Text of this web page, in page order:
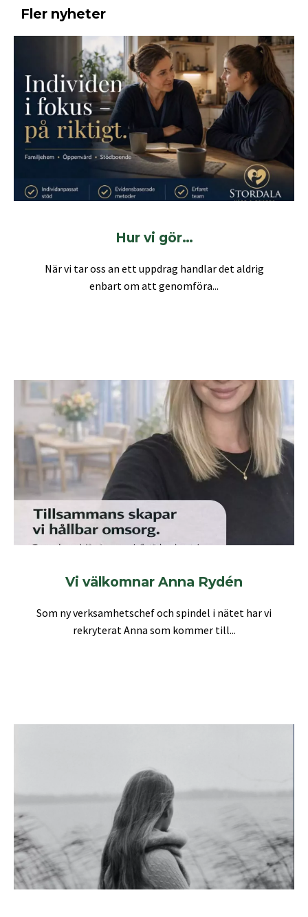
Fler nyheter
Hur vi gör…
När vi tar oss an ett uppdrag handlar det aldrig
enbart om att genomföra...
Vi välkomnar Anna Rydén
Som ny verksamhetschef och spindel i nätet har vi
rekryterat Anna som kommer till...